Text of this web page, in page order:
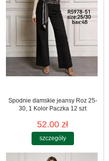
Spodnie damskie jeansy Roz 25-
30, 1 Kolor Paczka 12 szt
52.00 zł
szczegóły